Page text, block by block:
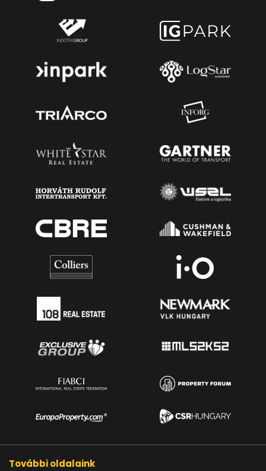
További oldalaink